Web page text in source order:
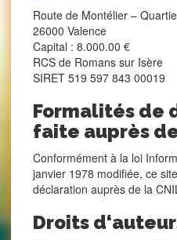
Route de Montélier –
26000 Valence
Capital : 8.000.00 €
RCS de Romans sur Isère
SIRET 519 597 843 00019
Formalités de
faite auprès de
Conformément à la loi
janvier 1978 modifiée, ce
déclaration auprès de la
Droits